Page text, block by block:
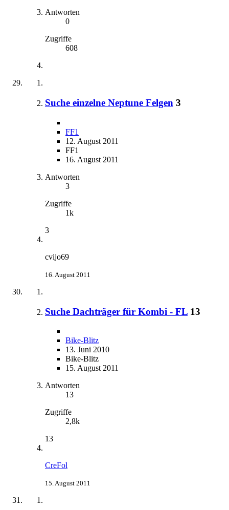
Antworten
0
Zugriffe
608
Suche einzelne Neptune Felgen 3
FF1
12. August 2011
FF1
16. August 2011
Antworten
3
Zugriffe
1k
3
cvijo69
16. August 2011
Suche Dachträger für Kombi - FL 13
Bike-Blitz
13. Juni 2010
Bike-Blitz
15. August 2011
Antworten
13
Zugriffe
2,8k
13
CreFol
15. August 2011